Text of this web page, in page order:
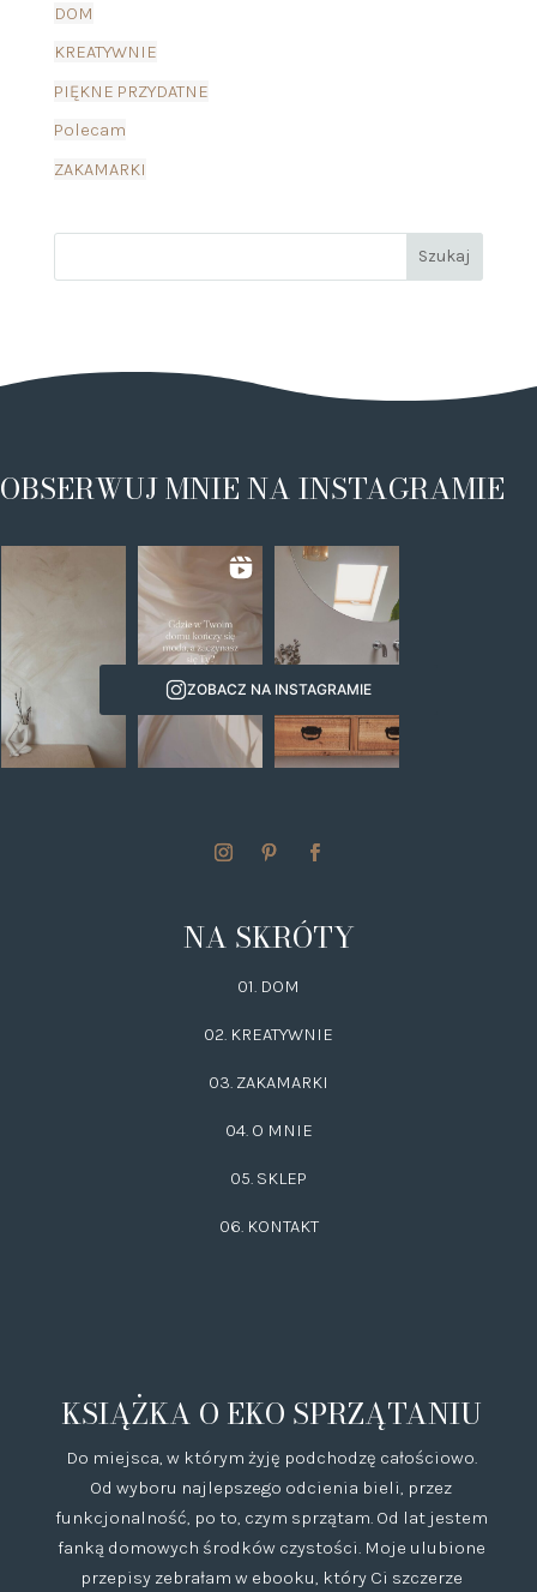
DOM
KREATYWNIE
PIĘKNE PRZYDATNE
Polecam
ZAKAMARKI
OBSERWUJ MNIE NA INSTAGRAMIE
ZOBACZ NA INSTAGRAMIE
NA SKRÓTY
01. DOM
02. KREATYWNIE
03. ZAKAMARKI
04. O MNIE
05. SKLEP
06. KONTAKT
KSIĄŻKA O EKO SPRZĄTANIU
Do miejsca, w którym żyję podchodzę całościowo.
Od wyboru najlepszego odcienia bieli, przez
funkcjonalność, po to, czym sprzątam. Od lat jestem
fanką domowych środków czystości. Moje ulubione
przepisy zebrałam w ebooku, który Ci szczerze